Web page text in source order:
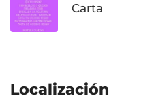
Carta
Localización